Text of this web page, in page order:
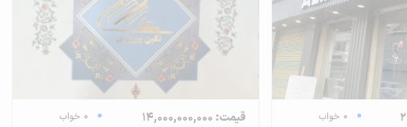
0 خواب
قیمت: 14,000,000,000
0 خواب